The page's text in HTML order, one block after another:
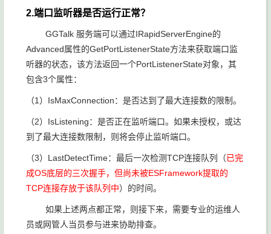
2.端口监听器是否运行正常？
GGTalk 服务端可以通过IRapidServerEngine的
Advanced属性的GetPortListenerState方法来获取端口监
听器的状态，该方法返回一个PortListenerState对象，其
包含3个属性：
（1）IsMaxConnection：是否达到了最大连接数的限制。
（2）IsListening：是否正在监听端口。如果未授权，或达
到了最大连接数限制，则将会停止监听端口。
（3）LastDetectTime：最后一次检测TCP连接队列（已完
成OS底层的三次握手，但尚未被ESFramework提取的
TCP连接存放于该队列中）的时间。
如果上述两点都正常，则接下来，需要专业的运维人
员或网管人当员参与进来协助排查。